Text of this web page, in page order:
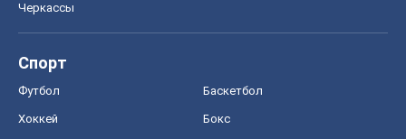
Черкассы
Спорт
Футбол Баскетбол
Хоккей Бокс